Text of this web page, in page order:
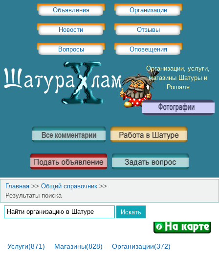
Объявления Организации
Новости Отзывы
Вопросы Оповещения
Организации, услуги,
магазины Шатуры и
Рошаля
Главная >> Общий справочник >>
Результаты поиска
Услуги(871) Магазины(828) Организации(372)